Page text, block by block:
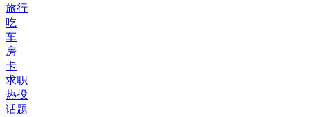
旅行
吃
车
房
卡
求职
热投
话题